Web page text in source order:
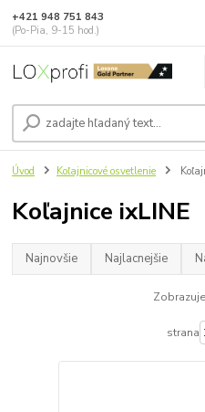
+421 948 751 843
(Po-Pia, 9-15 hod.)
Úvod Koľajnicové osvetlenie
Koľajnice ixLINE
Najnovšie Najlacnejšie
strana